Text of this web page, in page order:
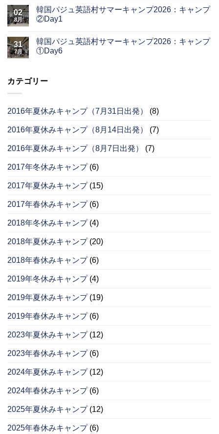
02
8月
韓国パジュ英語村サマーキャンプ2026：キャンプ
②Day1
31
7月
韓国パジュ英語村サマーキャンプ2026：キャンプ
①Day6
カテゴリー
2016年夏休みキャンプ（7月31日出発） (8)
2016年夏休みキャンプ（8月14日出発） (7)
2016年夏休みキャンプ（8月7日出発） (7)
2017年冬休みキャンプ(6)
2017年夏休みキャンプ(15)
2017年春休みキャンプ(6)
2018年冬休みキャンプ(4)
2018年夏休みキャンプ(20)
2018年春休みキャンプ(6)
2019年冬休みキャンプ(4)
2019年夏休みキャンプ(19)
2019年春休みキャンプ(6)
2023年夏休みキャンプ(12)
2023年春休みキャンプ(6)
2024年夏休みキャンプ(12)
2024年春休みキャンプ(6)
2025年夏休みキャンプ(12)
2025年春休みキャンプ(6)